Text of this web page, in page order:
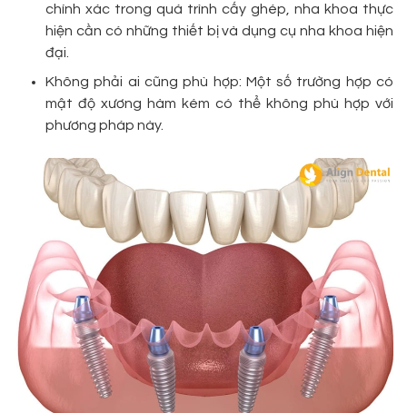
chính xác trong quá trình cấy ghép, nha khoa thực
hiện cần có những thiết bị và dụng cụ nha khoa hiện
đại.
Không phải ai cũng phù hợp: Một số trường hợp có
mật độ xương hàm kém có thể không phù hợp với
phương pháp này.